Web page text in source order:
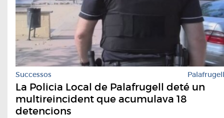
Successos Palafrugell
La Policia Local de Palafrugell deté un
multireincident que acumulava 18
detencions